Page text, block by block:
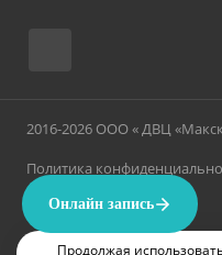
2016-2026 ООО « ДВЦ
Политика
Продолжая